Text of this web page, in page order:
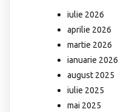
iulie 2026
aprilie 2026
martie 2026
ianuarie 2026
august 2025
iulie 2025
mai 2025